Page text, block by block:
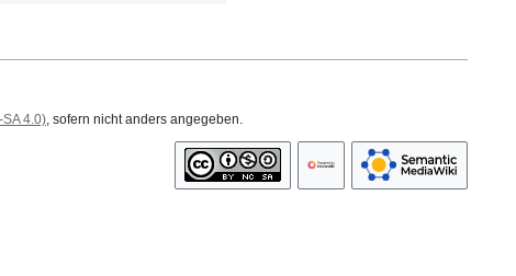
4.0), sofern nicht anders angegeben.